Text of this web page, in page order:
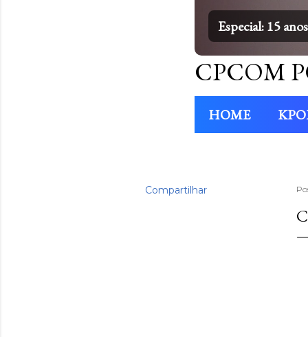
Especial: 15
CPCOM
HOME
Compartilhar